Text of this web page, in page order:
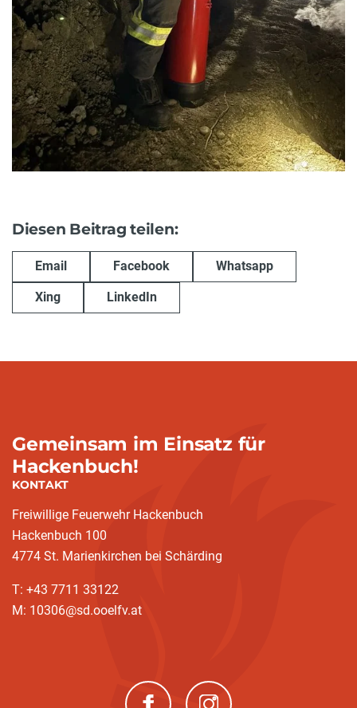
Diesen Beitrag teilen:
Email Facebook Whatsapp
Xing LinkedIn
Gemeinsam im Einsatz für
Hackenbuch!
KONTAKT
Freiwillige Feuerwehr Hackenbuch
Hackenbuch 100
4774 St. Marienkirchen bei Schärding
T: +43 7711 33122
M: 10306@sd.ooelfv.at